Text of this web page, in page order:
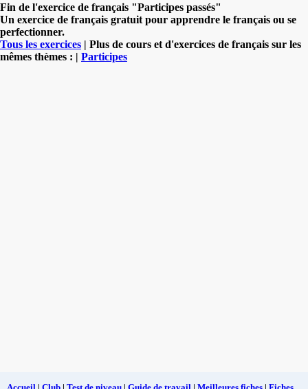
Fin de l'exercice de français "Participes passés"
Un exercice de français gratuit pour apprendre le français ou se
perfectionner.
Tous les exercices | Plus de cours et d'exercices de français sur les
mêmes thèmes : | Participes